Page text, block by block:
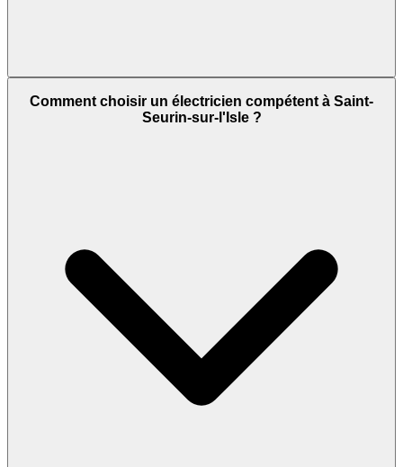
Comment choisir un électricien compétent à Saint-
Seurin-sur-l'Isle ?